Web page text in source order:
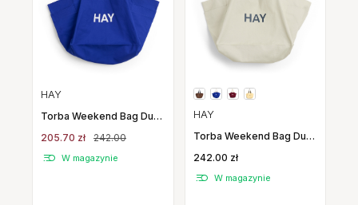
HAY
Torba Weekend Bag Duża
205.70 zł 242.00
W magazynie
HAY
Torba Weekend Bag Duża
242.00 zł
W magazynie